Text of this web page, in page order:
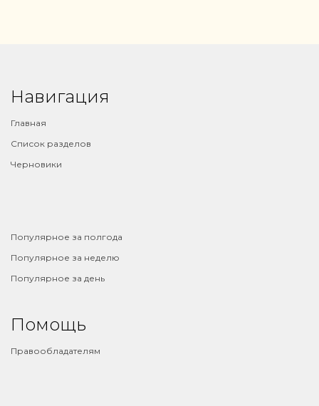
Навигация
Главная
Список разделов
Черновики
Популярное за полгода
Популярное за неделю
Популярное за день
Помощь
Правообладателям